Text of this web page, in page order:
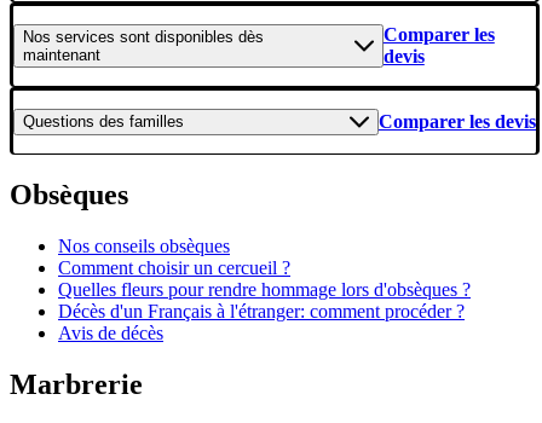
Nos services sont disponibles dès
maintenant
Comparer les
devis
Questions des familles Comparer les devis
Obsèques
Nos conseils obsèques
Comment choisir un cercueil ?
Quelles fleurs pour rendre hommage lors d'obsèques ?
Décès d'un Français à l'étranger: comment procéder ?
Avis de décès
Marbrerie